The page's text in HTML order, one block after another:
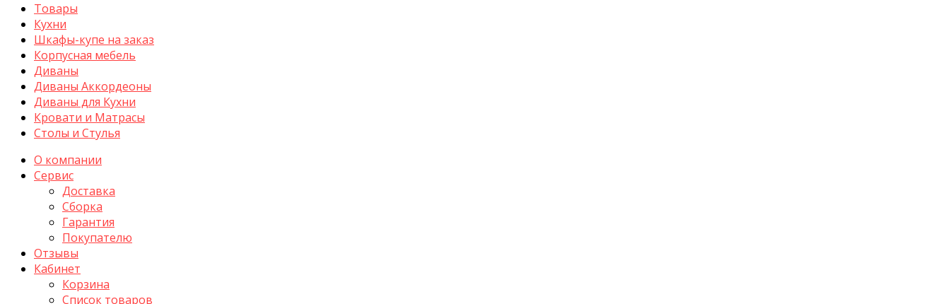
Товары
Кухни
Шкафы-купе на заказ
Корпусная мебель
Диваны
Диваны Аккордеоны
Диваны для Кухни
Кровати и Матрасы
Столы и Стулья
О компании
Сервис
Доставка
Сборка
Гарантия
Покупателю
Отзывы
Кабинет
Корзина
Список товаров